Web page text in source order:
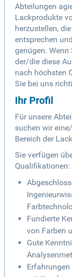
Abteilungen
Lackprodukte
herzustellen,
entsprechen
genügen.
der/die diese
nach höchsten
Sie bei uns
Ihr Profil
Für unsere
suchen wir
Bereich der
Sie verfügen
Qualifikationen:
Fundierte
von Farben
Gute